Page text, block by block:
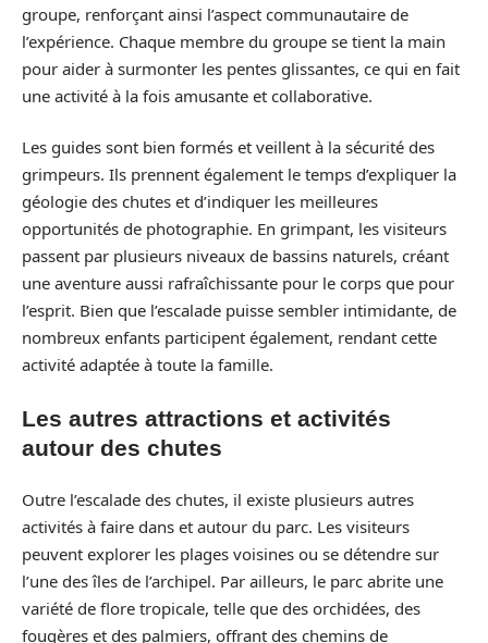
groupe, renforçant ainsi l’aspect communautaire de
l’expérience. Chaque membre du groupe se tient la main
pour aider à surmonter les pentes glissantes, ce qui en fait
une activité à la fois amusante et collaborative.
Les guides sont bien formés et veillent à la sécurité des
grimpeurs. Ils prennent également le temps d’expliquer la
géologie des chutes et d’indiquer les meilleures
opportunités de photographie. En grimpant, les visiteurs
passent par plusieurs niveaux de bassins naturels, créant
une aventure aussi rafraîchissante pour le corps que pour
l’esprit. Bien que l’escalade puisse sembler intimidante, de
nombreux enfants participent également, rendant cette
activité adaptée à toute la famille.
Les autres attractions et activités
autour des chutes
Outre l’escalade des chutes, il existe plusieurs autres
activités à faire dans et autour du parc. Les visiteurs
peuvent explorer les plages voisines ou se détendre sur
l’une des îles de l’archipel. Par ailleurs, le parc abrite une
variété de flore tropicale, telle que des orchidées, des
fougères et des palmiers, offrant des chemins de